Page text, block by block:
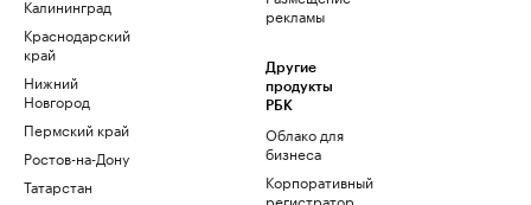
Калининград
Краснодарский
край
Нижний
Новгород
Пермский край
Ростов-на-Дону
Татарстан
рекламы
Другие
продукты
РБК
Облако для
бизнеса
Корпоративный
регистратор